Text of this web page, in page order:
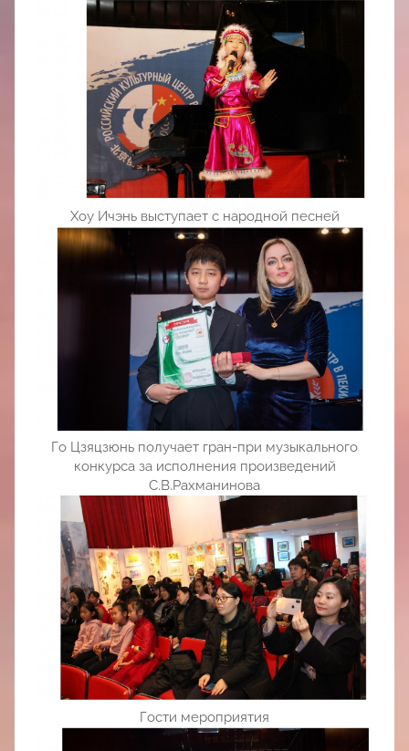
Хоу Ичэнь выступает с народной песней
Го Цзяцзюнь получает гран-при музыкального
конкурса за исполнения произведений
С.В.Рахманинова
Гости мероприятия